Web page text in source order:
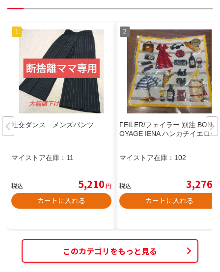
社交ダンス メンズパンツ
マイストア在庫： 11
税込 5,210円
カートに入れる
FEILER/フェイラー 別注 BON V
OYAGE IENA ハンカチイエロー
マイストア在庫： 102
税込 3,276
カートに入れる
このカテゴリをもっと見る